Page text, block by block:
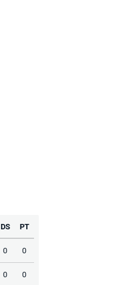
DS PT
0 0
0 0